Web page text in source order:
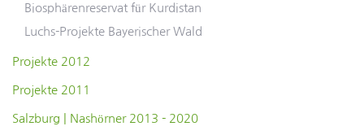
Biosphärenreservat für Kurdistan
Luchs-Projekte Bayerischer Wald
Projekte 2012
Projekte 2011
Salzburg | Nashörner 2013 - 2020